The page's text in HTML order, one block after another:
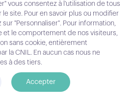
Email
Contact
Conecteo 2025
vous consentez à l'utilisation de tous
le site. Pour en savoir plus ou modifier
"Personnaliser". Pour information,
et le comportement de nos visiteurs,
sans cookie, entièrement
la CNIL. En aucun cas nous ne
à des tiers.
Accepter